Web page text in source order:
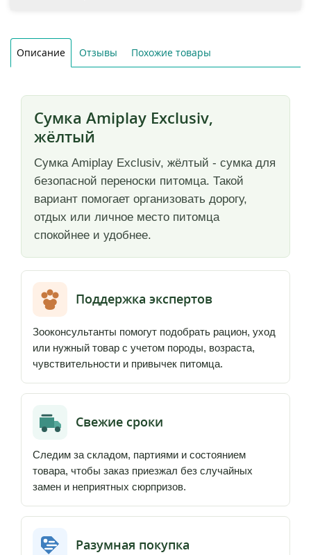
Описание Отзывы Похожие товары
Сумка Amiplay Exclusiv,
жёлтый
Сумка Amiplay Exclusiv, жёлтый - сумка для
безопасной переноски питомца. Такой
вариант помогает организовать дорогу,
отдых или личное место питомца
спокойнее и удобнее.
Поддержка экспертов
Зооконсультанты помогут подобрать рацион, уход
или нужный товар с учетом породы, возраста,
чувствительности и привычек питомца.
Свежие сроки
Следим за складом, партиями и состоянием
товара, чтобы заказ приезжал без случайных
замен и неприятных сюрпризов.
Разумная покупка